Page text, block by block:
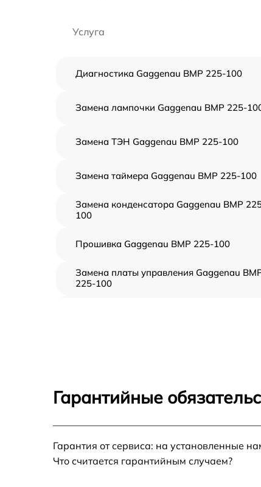
Услуга
Диагностика Gaggenau BMP 225-100
Замена лампочки Gaggenau BMP 225-
Замена ТЭН Gaggenau BMP 225-100
Замена таймера Gaggenau BMP 225-100
Замена конденсатора Gaggenau BMP
100
Прошивка Gaggenau BMP 225-100
Замена платы управления Gaggenau
225-100
Ремонт волновода Gaggenau BMP 225-
Гарантийные
Гарантия от сервиса: на установленные
Что считается гарантийным случаем?